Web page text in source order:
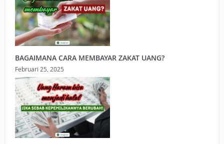
BAGAIMANA CARA MEMBAYAR ZAKAT UANG?
Februari 25, 2025